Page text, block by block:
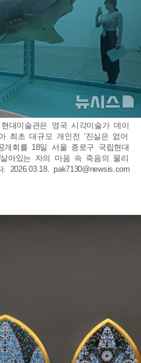
대미술관은 영국 시각미술가 데이
최초 대규모 개인전 ‘진실은 없어
개회를 18일 서울 종로구 국립현대
아있는 자의 마음 속 죽음의 물리
. 2026.03.18.pak7130@newsis.com